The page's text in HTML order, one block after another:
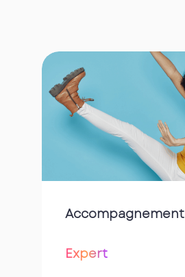
Accompagnement
Expert